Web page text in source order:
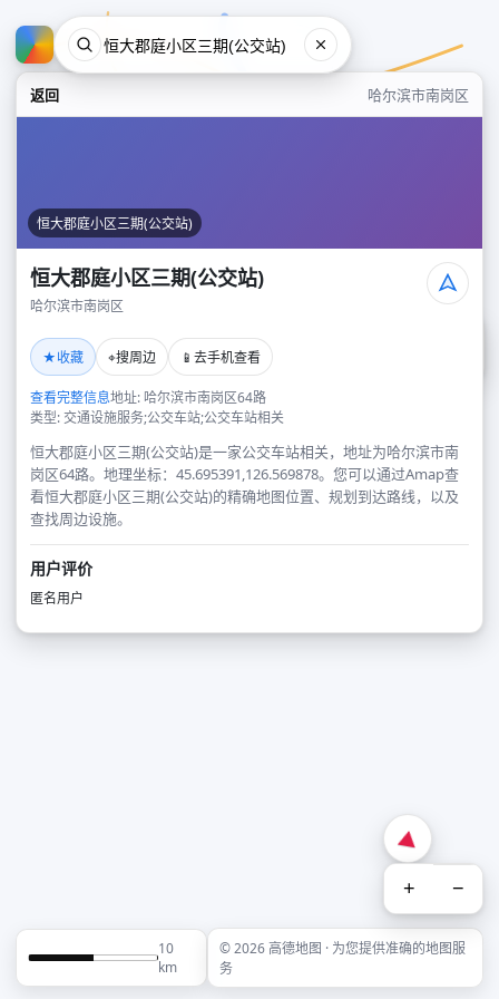
返回 哈尔滨市南岗区
恒大郡庭小区三期(公交站)
恒大郡庭小区三期(公交站)
哈尔滨市南岗区
★收藏 ⌖搜周边 📱 去手机查看
查看完整信息地址: 哈尔滨市南岗区64路
类型: 交通设施服务;公交车站;公交车站相关
恒大郡庭小区三期(公交站)是一家公交车站相关，地址为哈尔滨市南
岗区64路。地理坐标：45.695391,126.569878。您可以通过Amap查
看恒大郡庭小区三期(公交站)的精确地图位置、规划到达路线，以及
查找周边设施。
用户评价
匿名用户
+ −
10
km
© 2026 高德地图 · 为您提供准确的地图服
务